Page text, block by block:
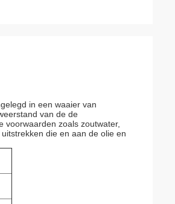
in een waaier van
van de de
zoals zoutwater,
die en aan de olie en